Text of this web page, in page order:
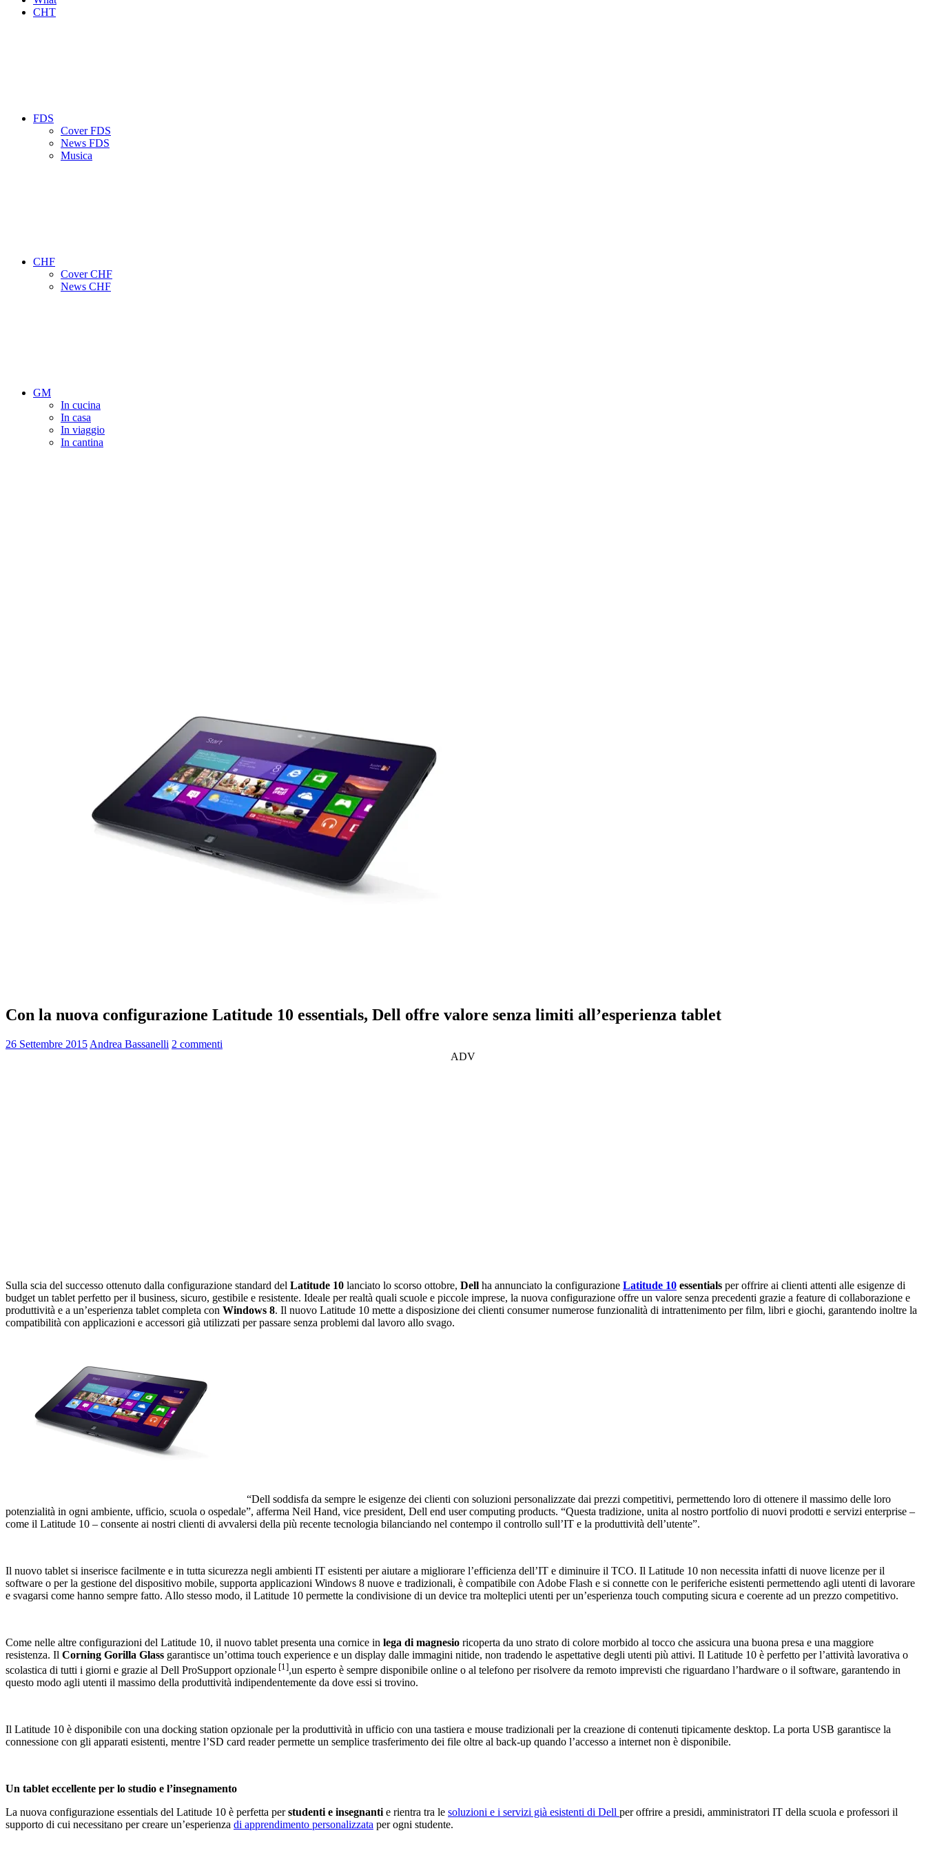
CHT
FDS
Cover FDS
News FDS
Musica
CHF
Cover CHF
News CHF
GM
In cucina
In casa
In viaggio
In cantina
Con la nuova configurazione Latitude 10 essentials, Dell offre valore senza limiti all’esperienza tablet
26 Settembre 2015 Andrea Bassanelli 2 commenti
ADV
Sulla scia del successo ottenuto dalla configurazione standard del Latitude 10 lanciato lo scorso ottobre, Dell ha annunciato la configurazione Latitude 10 essentials per offrire ai clienti attenti alle esigenze di
budget un tablet perfetto per il business, sicuro, gestibile e resistente. Ideale per realtà quali scuole e piccole imprese, la nuova configurazione offre un valore senza precedenti grazie a feature di collaborazione e
produttività e a un’esperienza tablet completa con Windows 8. Il nuovo Latitude 10 mette a disposizione dei clienti consumer numerose funzionalità di intrattenimento per film, libri e giochi, garantendo inoltre la
compatibilità con applicazioni e accessori già utilizzati per passare senza problemi dal lavoro allo svago.
“Dell soddisfa da sempre le esigenze dei clienti con soluzioni personalizzate dai prezzi competitivi, permettendo loro di ottenere il massimo delle loro
potenzialità in ogni ambiente, ufficio, scuola o ospedale”, afferma Neil Hand, vice president, Dell end user computing products. “Questa tradizione, unita al nostro portfolio di nuovi prodotti e servizi enterprise –
come il Latitude 10 – consente ai nostri clienti di avvalersi della più recente tecnologia bilanciando nel contempo il controllo sull’IT e la produttività dell’utente”.
Il nuovo tablet si inserisce facilmente e in tutta sicurezza negli ambienti IT esistenti per aiutare a migliorare l’efficienza dell’IT e diminuire il TCO. Il Latitude 10 non necessita infatti di nuove licenze per il
software o per la gestione del dispositivo mobile, supporta applicazioni Windows 8 nuove e tradizionali, è compatibile con Adobe Flash e si connette con le periferiche esistenti permettendo agli utenti di lavorare
e svagarsi come hanno sempre fatto. Allo stesso modo, il Latitude 10 permette la condivisione di un device tra molteplici utenti per un’esperienza touch computing sicura e coerente ad un prezzo competitivo.
Come nelle altre configurazioni del Latitude 10, il nuovo tablet presenta una cornice in lega di magnesio ricoperta da uno strato di colore morbido al tocco che assicura una buona presa e una maggiore
resistenza. Il Corning Gorilla Glass garantisce un’ottima touch experience e un display dalle immagini nitide, non tradendo le aspettative degli utenti più attivi. Il Latitude 10 è perfetto per l’attività lavorativa o
scolastica di tutti i giorni e grazie al Dell ProSupport opzionale [1],un esperto è sempre disponibile online o al telefono per risolvere da remoto imprevisti che riguardano l’hardware o il software, garantendo in
questo modo agli utenti il massimo della produttività indipendentemente da dove essi si trovino.
Il Latitude 10 è disponibile con una docking station opzionale per la produttività in ufficio con una tastiera e mouse tradizionali per la creazione di contenuti tipicamente desktop. La porta USB garantisce la
connessione con gli apparati esistenti, mentre l’SD card reader permette un semplice trasferimento dei file oltre al back-up quando l’accesso a internet non è disponibile.
Un tablet eccellente per lo studio e l’insegnamento
La nuova configurazione essentials del Latitude 10 è perfetta perstudenti e insegnanti e rientra tra le soluzioni e i servizi già esistenti di Dell per offrire a presidi, amministratori IT della scuola e professori il
supporto di cui necessitano per creare un’esperienza di apprendimento personalizzata per ogni studente.